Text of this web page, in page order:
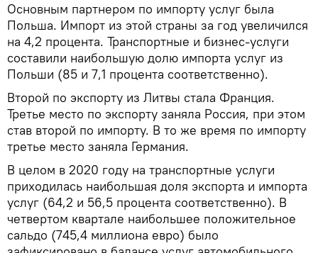
Основным партнером по импорту услуг была
Польша. Импорт из этой страны за год увеличился
на 4,2 процента. Транспортные и бизнес-услуги
составили наибольшую долю импорта услуг из
Польши (85 и 7,1 процента соответственно).
Второй по экспорту из Литвы стала Франция.
Третье место по экспорту заняла Россия, при этом
став второй по импорту. В то же время по импорту
третье место заняла Германия.
В целом в 2020 году на транспортные услуги
приходилась наибольшая доля экспорта и импорта
услуг (64,2 и 56,5 процента соответственно). В
четвертом квартале наибольшее положительное
сальдо (745,4 миллиона евро) было